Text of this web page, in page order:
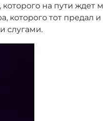
которого на пути
тот предал и
слугами.